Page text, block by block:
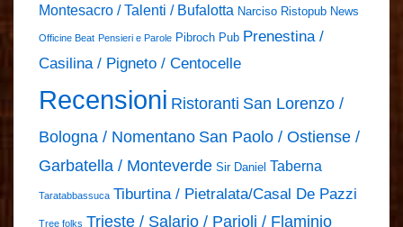
Montesacro / Talenti / Bufalotta Narciso Ristopub News
Officine Beat Pensieri e Parole Pibroch Pub Prenestina /
Casilina / Pigneto / Centocelle
Recensioni Ristoranti San Lorenzo /
Bologna / Nomentano San Paolo / Ostiense /
Garbatella / Monteverde Sir Daniel Taberna
Taratabbassuca Tiburtina / Pietralata/Casal De Pazzi
Tree folks Trieste / Salario / Parioli / Flaminio